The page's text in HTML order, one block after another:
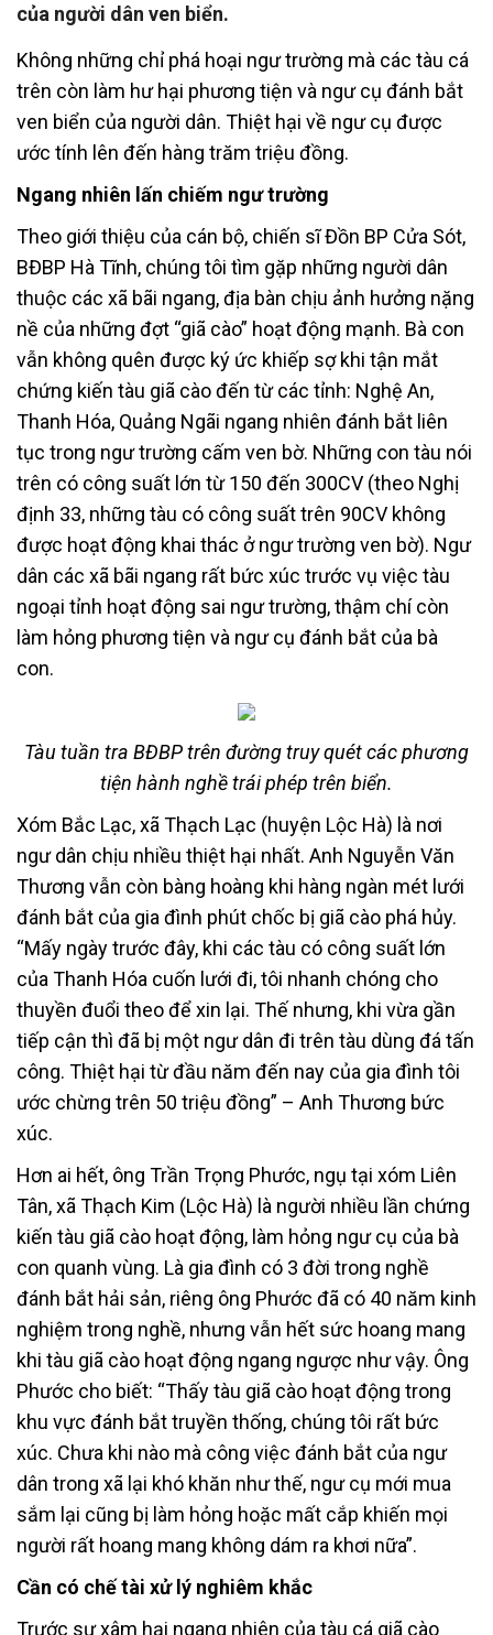
của người dân ven biển.
Không những chỉ phá hoại ngư trường mà các tàu cá
trên còn làm hư hại phương tiện và ngư cụ đánh bắt
ven biển của người dân. Thiệt hại về ngư cụ được
ước tính lên đến hàng trăm triệu đồng.
Ngang nhiên lấn chiếm ngư trường
Theo giới thiệu của cán bộ, chiến sĩ Đồn BP Cửa Sót,
BĐBP Hà Tĩnh, chúng tôi tìm gặp những người dân
thuộc các xã bãi ngang, địa bàn chịu ảnh hưởng nặng
nề của những đợt “giã cào” hoạt động mạnh. Bà con
vẫn không quên được ký ức khiếp sợ khi tận mắt
chứng kiến tàu giã cào đến từ các tỉnh: Nghệ An,
Thanh Hóa, Quảng Ngãi ngang nhiên đánh bắt liên
tục trong ngư trường cấm ven bờ. Những con tàu nói
trên có công suất lớn từ 150 đến 300CV (theo Nghị
định 33, những tàu có công suất trên 90CV không
được hoạt động khai thác ở ngư trường ven bờ). Ngư
dân các xã bãi ngang rất bức xúc trước vụ việc tàu
ngoại tỉnh hoạt động sai ngư trường, thậm chí còn
làm hỏng phương tiện và ngư cụ đánh bắt của bà
con.
Tàu tuần tra BĐBP trên đường truy quét các phương
tiện hành nghề trái phép trên biển.
Xóm Bắc Lạc, xã Thạch Lạc (huyện Lộc Hà) là nơi
ngư dân chịu nhiều thiệt hại nhất. Anh Nguyễn Văn
Thương vẫn còn bàng hoàng khi hàng ngàn mét lưới
đánh bắt của gia đình phút chốc bị giã cào phá hủy.
“Mấy ngày trước đây, khi các tàu có công suất lớn
của Thanh Hóa cuốn lưới đi, tôi nhanh chóng cho
thuyền đuổi theo để xin lại. Thế nhưng, khi vừa gần
tiếp cận thì đã bị một ngư dân đi trên tàu dùng đá tấn
công. Thiệt hại từ đầu năm đến nay của gia đình tôi
ước chừng trên 50 triệu đồng” – Anh Thương bức
xúc.
Hơn ai hết, ông Trần Trọng Phước, ngụ tại xóm Liên
Tân, xã Thạch Kim (Lộc Hà) là người nhiều lần chứng
kiến tàu giã cào hoạt động, làm hỏng ngư cụ của bà
con quanh vùng. Là gia đình có 3 đời trong nghề
đánh bắt hải sản, riêng ông Phước đã có 40 năm kinh
nghiệm trong nghề, nhưng vẫn hết sức hoang mang
khi tàu giã cào hoạt động ngang ngược như vậy. Ông
Phước cho biết: “Thấy tàu giã cào hoạt động trong
khu vực đánh bắt truyền thống, chúng tôi rất bức
xúc. Chưa khi nào mà công việc đánh bắt của ngư
dân trong xã lại khó khăn như thế, ngư cụ mới mua
sắm lại cũng bị làm hỏng hoặc mất cắp khiến mọi
người rất hoang mang không dám ra khơi nữa”.
Cần có chế tài xử lý nghiêm khắc
Trước sự xâm hại ngang nhiên của tàu cá giã cào